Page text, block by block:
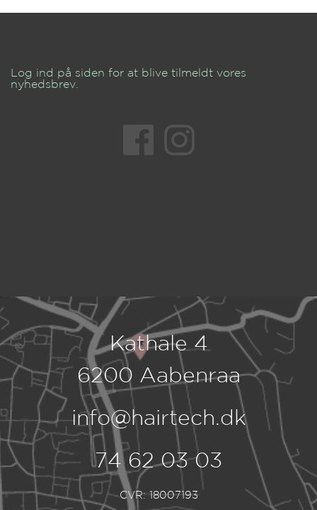
Log ind på siden for at blive tilmeldt vores
nyhedsbrev.
Kathale 4
6200 Aabenraa
info@hairtech.dk
74 62 03 03
CVR: 18007193